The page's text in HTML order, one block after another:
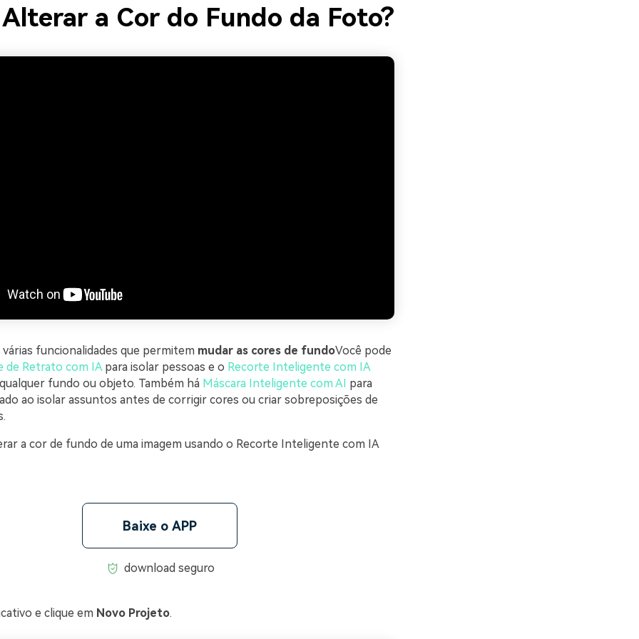
a Cor do Fundo da Foto?
funcionalidades que permitem mudar as cores de fundoVocê pode
de Retrato com IApara isolar pessoas e o Recorte Inteligente com IA
fundo ou objeto. Também há Máscara Inteligente com AI para
ao isolar assuntos antes de corrigir cores ou criar sobreposições de
a cor de fundo de uma imagem usando o Recorte Inteligente com IA
Baixe o APP
download seguro
e clique em Novo Projeto.